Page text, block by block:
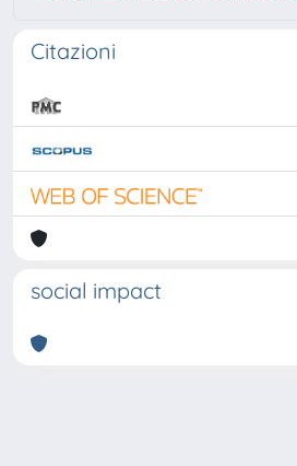
Citazioni
social impact